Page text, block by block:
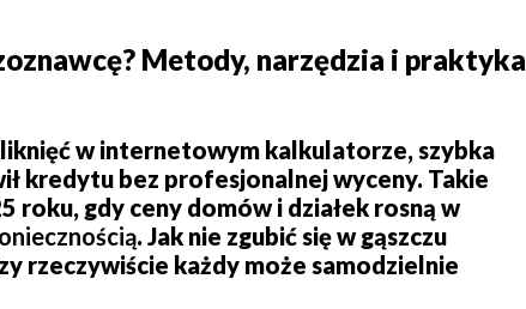
Metody, narzędzia i praktyka
w internetowym kalkulatorze, szybka
kredytu bez profesjonalnej wyceny. Takie
roku, gdy ceny domów i działek rosną w
. Jak nie zgubić się w gąszczu
rzeczywiście każdy może samodzielnie